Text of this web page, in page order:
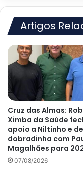
Artigos
Cruz das Almas:
Ximba da Saúde
apoio a Niltinho e
dobradinha com
Magalhães para
07/08/2026